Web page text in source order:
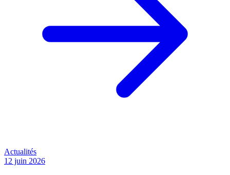
Actualités
12 juin 2026